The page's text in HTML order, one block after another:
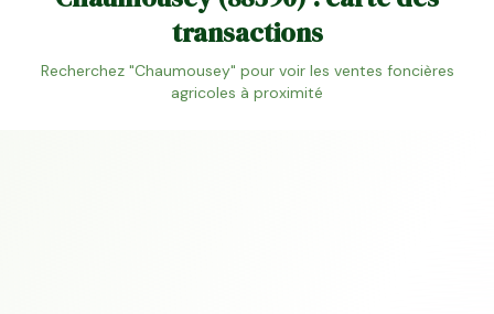
transactions
Recherchez "Chaumousey" pour voir les ventes foncières
agricoles à proximité